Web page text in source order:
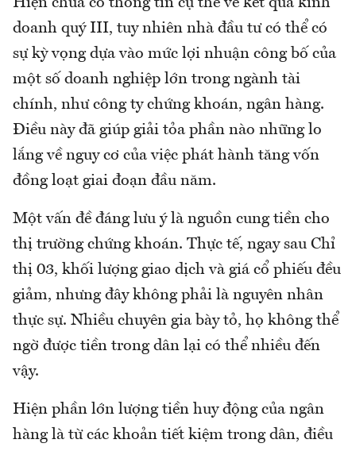
Hiện chưa có thông tin cụ thể về kết quả kinh
doanh quý III, tuy nhiên nhà đầu tư có thể có
sự kỳ vọng dựa vào mức lợi nhuận công bố của
một số doanh nghiệp lớn trong ngành tài
chính, như công ty chứng khoán, ngân hàng.
Điều này đã giúp giải tỏa phần nào những lo
lắng về nguy cơ của việc phát hành tăng vốn
đồng loạt giai đoạn đầu năm.
Một vấn đề đáng lưu ý là nguồn cung tiền cho
thị trường chứng khoán. Thực tế, ngay sau Chỉ
thị 03, khối lượng giao dịch và giá cổ phiếu đều
giảm, nhưng đây không phải là nguyên nhân
thực sự. Nhiều chuyên gia bày tỏ, họ không thể
ngờ được tiền trong dân lại có thể nhiều đến
vậy.
Hiện phần lớn lượng tiền huy động của ngân
hàng là từ các khoản tiết kiệm trong dân, điều